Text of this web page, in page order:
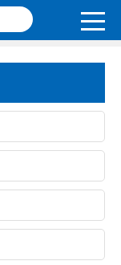
违反师德师风举报信箱